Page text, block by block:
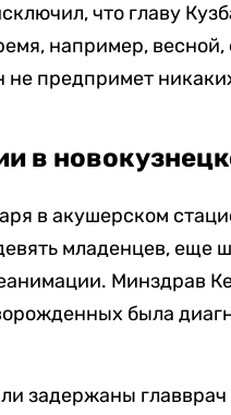
что главу
например,
не предпримет
в
в акушерском
младенцев, еще
Минздрав
была
задержаны